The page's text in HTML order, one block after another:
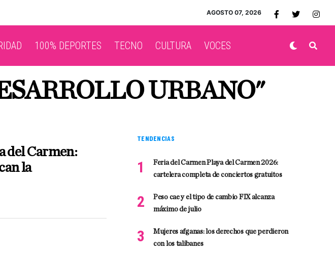
AGOSTO 07, 2026
100% DEPORTES TECNO CULTURA VOCES
URBANO"
del Carmen:
la
TENDENCIAS
Feria del Carmen Playa del Carmen 2026:
cartelera completa de conciertos gratuitos
Peso cae y el tipo de cambio FIX alcanza
máximo de julio
Mujeres afganas: los derechos que perdieron
con los talibanes